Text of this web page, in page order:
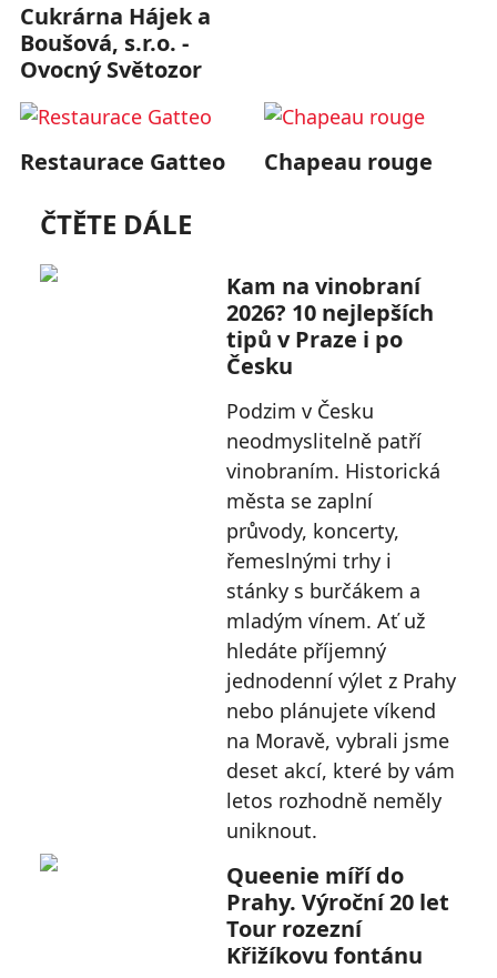
Cukrárna Hájek a
Boušová, s.r.o. -
Ovocný Světozor
Restaurace Gatteo Chapeau rouge
ČTĚTE DÁLE
Kam na vinobraní
2026? 10 nejlepších
tipů v Praze i po
Česku
Podzim v Česku
neodmyslitelně patří
vinobraním. Historická
města se zaplní
průvody, koncerty,
řemeslnými trhy i
stánky s burčákem a
mladým vínem. Ať už
hledáte příjemný
jednodenní výlet z Prahy
nebo plánujete víkend
na Moravě, vybrali jsme
deset akcí, které by vám
letos rozhodně neměly
uniknout.
Queenie míří do
Prahy. Výroční 20 let
Tour rozezní
Křižíkovu fontánu